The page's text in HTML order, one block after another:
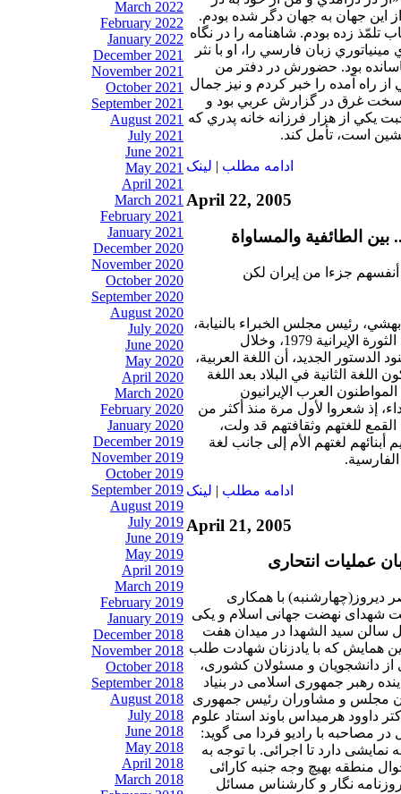
March 2022
February 2022
January 2022
December 2021
November 2021
October 2021
September 2021
August 2021
July 2021
June 2021
May 2021
April 2021
March 2021
February 2021
January 2021
December 2020
November 2020
October 2020
September 2020
August 2020
July 2020
June 2020
May 2020
April 2020
March 2020
February 2020
January 2020
December 2019
November 2019
October 2019
September 2019
August 2019
July 2019
June 2019
May 2019
April 2019
March 2019
February 2019
January 2019
December 2018
November 2018
October 2018
September 2018
August 2018
July 2018
June 2018
May 2018
April 2018
March 2018
اين جهان به جهان دگر شده بودم.
تلمّذ زده بودم. شاهنامه را در نگاه
زبان فارسي را، او با نثر
بود. حضورش در دفتر من
از راه آمده را خبر كردم و نيز جمال
سخت غرق در گزارش عربي بود و
يكي از هزار فرزانه خانه پدري كه
است، تأمل كند.
ادامه مطلب | لينک
April 22, 2005
الطائفية والمساواة
أنفسهم جزءا من إيران لكن
رئيس مجلس الخبراء بالنيابة،
بعد أشهر قصيرة من قيام الثورة الإيرانية 1979، وخلال
الجديد، أن اللغة العربية،
اللغة الثانية في البلاد بعد اللغة
العرب الإيرانيون
إذ شعروا لأول مرة منذ أكثر من
للغتهم وثقافتهم قد ولت،
لغتهم الأم إلى جانب لغة
ادامه مطلب | لينک
April 21, 2005
عمليات انتحاری
ديروز(چهارشنبه) با همکاری
شهدای نهضت جهانی اسلام و يکی
سالن سيد الشهدا در ميدان هفت
همايش که با يادزنان شهادت طلب
دانشجويان و مسئولان کشوری،
رهبر جمهوری اسلامی در بنياد
مجلس و مشاوران رئيس جمهوری
داوود هرميداس باوند استاد علوم
مصاحبه با راديو فردا می گويد:
نمايشی دارد تا اجرائی. با توجه به
منطقه بهيچ وجه جنبه کارائی
نگار و کارشناس مسائل